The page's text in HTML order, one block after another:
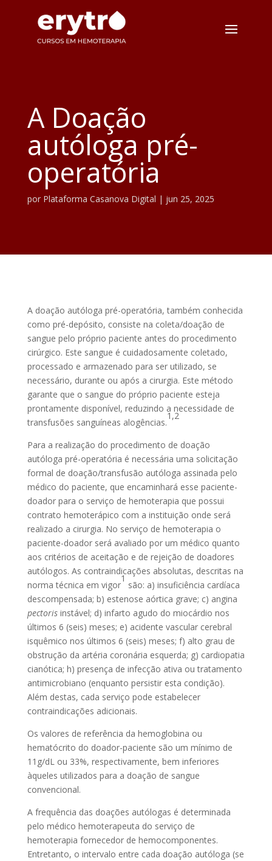
A Doação
autóloga pré-
operatória
por Plataforma Casanova Digital | jun 25, 2025
A doação autóloga pré-operatória, também conhecida
como pré-depósito, consiste na coleta/doação de
sangue pelo próprio paciente antes do procedimento
cirúrgico. Este sangue é cuidadosamente coletado,
processado e armazenado para ser utilizado, se
necessário, durante ou após a cirurgia. Este método
garante que o sangue do próprio paciente esteja
prontamente disponível, reduzindo a necessidade de
transfusões sanguíneas alogências.
1,2
Para a realização do procedimento de doação
autóloga pré-operatória é necessária uma solicitação
formal de doação/transfusão autóloga assinada pelo
médico do paciente, que encaminhará esse paciente-
doador para o serviço de hemoterapia que possui
contrato hemoterápico com a instituição onde será
realizado a cirurgia. No serviço de hemoterapia o
paciente-doador será avaliado por um médico quanto
aos critérios de aceitação e de rejeição de doadores
autólogos. As contraindicações absolutas, descritas na
norma técnica em vigor
1
são: a) insuficiência cardíaca
descompensada; b) estenose aórtica grave; c) angina
pectorisinstável; d) infarto agudo do miocárdio nos
últimos 6 (seis) meses; e) acidente vascular cerebral
isquêmico nos últimos 6 (seis) meses; f) alto grau de
obstrução da artéria coronária esquerda; g) cardiopatia
cianótica; h) presença de infecção ativa ou tratamento
antimicrobiano (enquanto persistir esta condição).
Além destas, cada serviço pode estabelecer
contraindicações adicionais.
Os valores de referência da hemoglobina ou
hematócrito do doador-paciente são um mínimo de
11g/dL ou 33%, respectivamente, bem inferiores
àqueles utilizados para a doação de sangue
convencional.
A frequência das doações autólogas é determinada
pelo médico hemoterapeuta do serviço de
hemoterapia fornecedor de hemocomponentes.
Entretanto, o intervalo entre cada doação autóloga (se